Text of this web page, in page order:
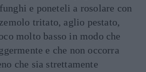
e poneteli a rosolare con
tritato, aglio pestato,
molto basso in modo che
e che non occorra
che sia strettamente